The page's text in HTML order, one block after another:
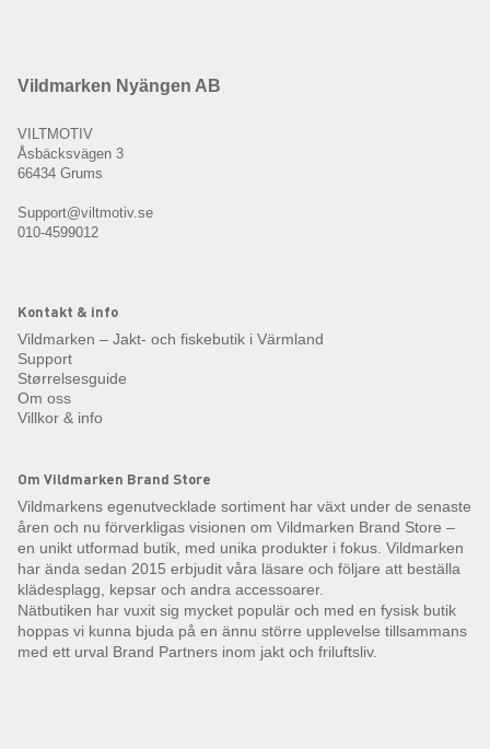
Vildmarken Nyängen AB
VILTMOTIV
Åsbäcksvägen 3
66434 Grums
Support@viltmotiv.se
010-4599012
Kontakt & info
Vildmarken – Jakt- och fiskebutik i Värmland
Support
Størrelsesguide
Om oss
Villkor & info
Om Vildmarken Brand Store
Vildmarkens egenutvecklade sortiment har växt under de senaste
åren och nu förverkligas visionen om Vildmarken Brand Store –
en unikt utformad butik, med unika produkter i fokus. Vildmarken
har ända sedan 2015 erbjudit våra läsare och följare att beställa
klädesplagg, kepsar och andra accessoarer.
Nätbutiken har vuxit sig mycket populär och med en fysisk butik
hoppas vi kunna bjuda på en ännu större upplevelse tillsammans
med ett urval Brand Partners inom jakt och friluftsliv.